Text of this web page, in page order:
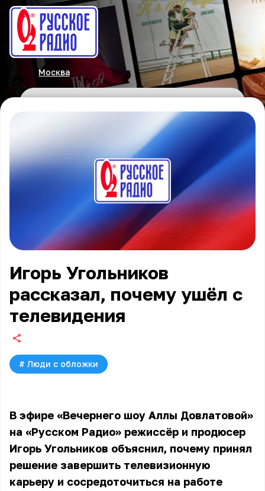
Москва
Игорь Угольников
рассказал, почему ушёл с
телевидения
# Люди с обложки
В эфире «Вечернего шоу Аллы Довлатовой»
на «Русском Радио» режиссёр и продюсер
Игорь Угольников объяснил, почему принял
решение завершить телевизионную
карьеру и сосредоточиться на работе